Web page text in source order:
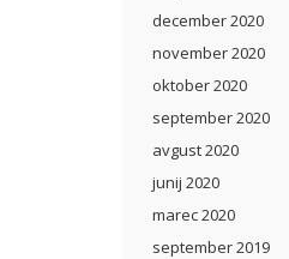
december 2020
november 2020
oktober 2020
september 2020
avgust 2020
junij 2020
marec 2020
september 2019